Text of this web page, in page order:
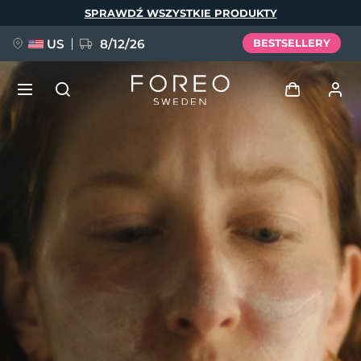
SPRAWDŹ WSZYSTKIE PRODUKTY
US 8/12/26 BESTSELLERY
Zaloguj
Profil użytkownika
Moje urządzenia
Moje zamówienia
Moje adresy
Moje subskrypcje
FAQ™ Pure Beauty-Tech Elixir
BREAKING NEWS
Deutsch
Español
Français
Italiano
Português
Polski
Русский
繁體中文